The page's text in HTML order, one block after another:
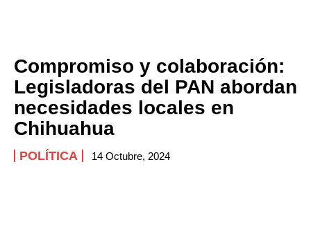
Compromiso y colaboración:
Legisladoras del PAN abordan
necesidades locales en
Chihuahua
POLÍTICA 14 Octubre, 2024